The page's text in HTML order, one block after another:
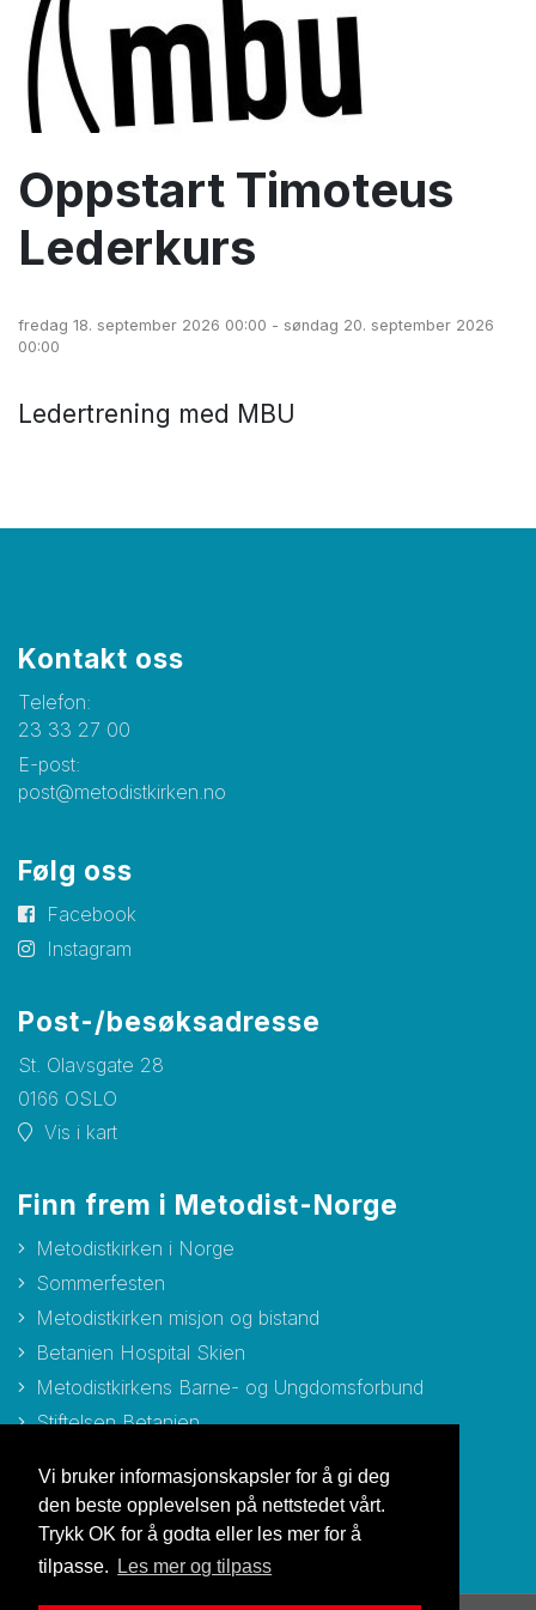
Vi bruker informasjonskapsler for å gi deg
den beste opplevelsen på nettstedet vårt.
Trykk OK for å godta eller les mer for å
tilpasse.
Les mer og tilpass
Oppstart Timoteus
Lederkurs
fredag 18. september 2026 00:00 - søndag 20. september 2026
00:00
Ledertrening med MBU
Kontakt oss
Telefon:
23 33 27 00
E-post:
post@metodistkirken.no
Følg oss
Facebook
Instagram
Post-/besøksadresse
St. Olavsgate 28
0166 OSLO
Vis i kart
Finn frem i Metodist-Norge
Metodistkirken i Norge
Sommerfesten
Metodistkirken misjon og bistand
Betanien Hospital Skien
Metodistkirkens Barne- og Ungdomsforbund
Stiftelsen Betanien